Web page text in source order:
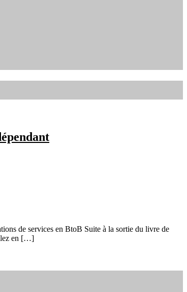
de services en BtoB Suite à la sortie du livre de
en […]